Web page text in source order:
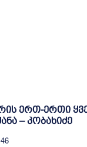
ერთ-ერთი
– კობახიძე